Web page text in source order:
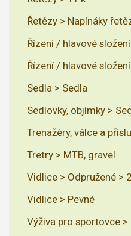
Řetězy > Napínáky
Řízení / hlavové
Řízení / hlavové
Sedla > Sedla
Sedlovky, objímky >
Trenažéry, válce a
Tretry > MTB, gravel
Vidlice > Odpružené >
Vidlice > Pevné
Výživa pro sportovce